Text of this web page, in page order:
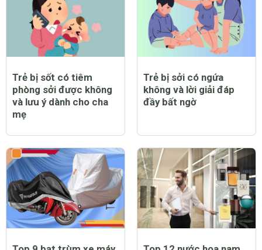
Trẻ bị sốt có tiêm
phòng sởi được không
và lưu ý dành cho cha
mẹ
Trẻ bị sởi có ngứa
không và lời giải đáp
đầy bất ngờ